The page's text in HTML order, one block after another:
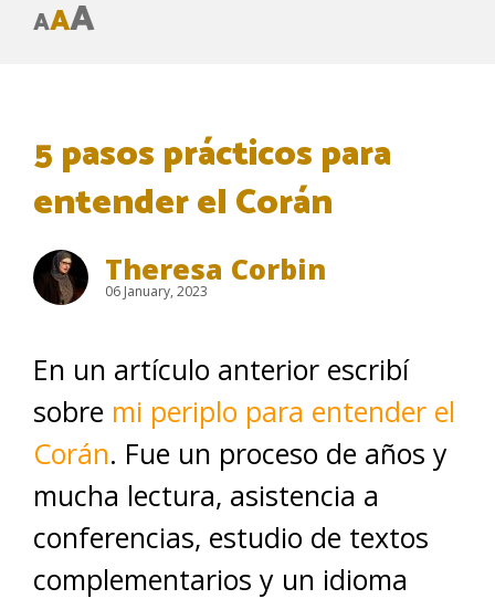
AAA
5 pasos prácticos para
entender el Corán
Theresa Corbin
06 January, 2023
En un artículo anterior escribí
sobre mi periplo para entender el
Corán. Fue un proceso de años y
mucha lectura, asistencia a
conferencias, estudio de textos
complementarios y un idioma